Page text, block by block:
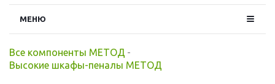
МЕНЮ
Все компоненты МЕТОД -
Высокие шкафы-пеналы МЕТОД